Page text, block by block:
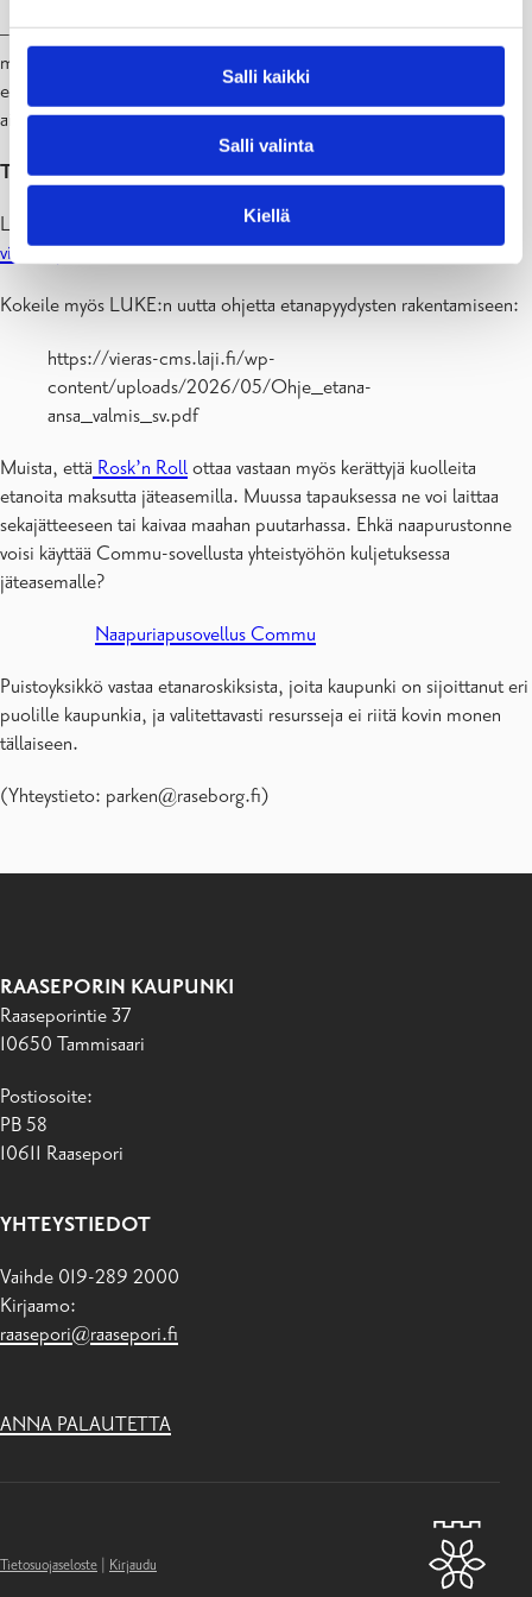
Salli kaikki
Salli valinta
Kiellä
– Tällä hetkellä näyttää olevan paljon nuoria yksilöitä, noin 5 cm,
mutta myös vasta kuoriutuneita 1–2 cm pitkiä sekä joitakin aikuisia,
eli: kaikkia kokoja. Pienimmät ovat vaaleampia ja sileämpiä kuin
aikuiset yksilöt.
Torjunta
Lisätietoa espanjansiruetanan torjunnasta löytyy sivustolta
vieraslajit.fi.
Kokeile myös LUKE:n uutta ohjetta etanapyydysten rakentamiseen:
https://vieras-cms.laji.fi/wp-
content/uploads/2026/05/Ohje_etana-
ansa_valmis_sv.pdf
Muista, että Rosk’n Roll ottaa vastaan myös kerättyjä kuolleita
etanoita maksutta jäteasemilla. Muussa tapauksessa ne voi laittaa
sekajätteeseen tai kaivaa maahan puutarhassa. Ehkä naapurustonne
voisi käyttää Commu-sovellusta yhteistyöhön kuljetuksessa
jäteasemalle?
Naapuriapusovellus Commu
Puistoyksikkö vastaa etanaroskiksista, joita kaupunki on sijoittanut eri
puolille kaupunkia, ja valitettavasti resursseja ei riitä kovin monen
tällaiseen.
(Yhteystieto: parken@raseborg.fi)
RAASEPORIN KAUPUNKI
Raaseporintie 37
10650 Tammisaari
Postiosoite:
PB 58
10611 Raasepori
YHTEYSTIEDOT
Vaihde 019-289 2000
Kirjaamo:
raasepori@raasepori.fi
ANNA PALAUTETTA
Tietosuojaseloste Kirjaudu